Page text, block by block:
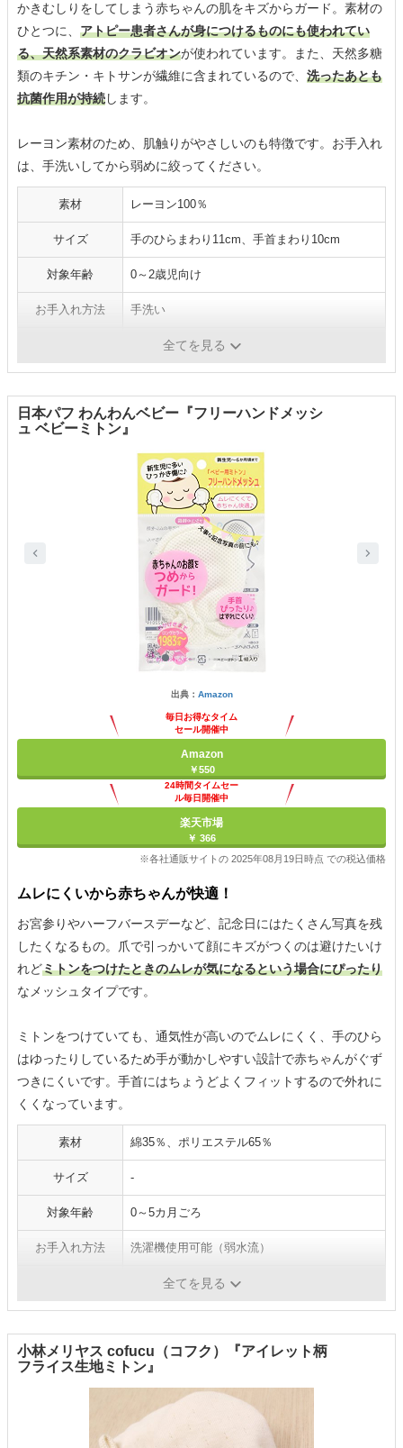
かきむしりをしてしまう赤ちゃんの肌をキズからガード。素材の
ひとつに、 アトピー患者さんが身につけるものにも使われてい
る、天然系素材のクラビオンが使われています。また、天然多糖
類のキチン・キトサンが繊維に含まれているので、 洗ったあとも
抗菌作用が持続します。
レーヨン素材のため、肌触りがやさしいのも特徴です。お手入れ
は、手洗いしてから弱めに絞ってください。
素材 レーヨン100％
サイズ 手のひらまわり11cm、手首まわり10cm
対象年齢 0～2歳児向け
お手入れ方法 手洗い
全てを見る
日本パフ わんわんベビー『フリーハンドメッシ
ュ ベビーミトン』
出典： Amazon
毎日お得なタイム
セール開催中
Amazon
￥550
24時間タイムセー
ル毎日開催中
楽天市場
￥ 366
※各社通販サイトの 2025年08月19日時点 での税込価格
ムレにくいから赤ちゃんが快適！
お宮参りやハーフバースデーなど、記念日にはたくさん写真を残
したくなるもの。爪で引っかいて顔にキズがつくのは避けたいけ
れどミトンをつけたときのムレが気になるという場合にぴったり
なメッシュタイプです。
ミトンをつけていても、通気性が高いのでムレにくく、手のひら
はゆったりしているため手が動かしやすい設計で赤ちゃんがぐず
つきにくいです。手首にはちょうどよくフィットするので外れに
くくなっています。
素材 綿35％、ポリエステル65％
サイズ -
対象年齢 0～5カ月ごろ
お手入れ方法 洗濯機使用可能（弱水流）
全てを見る
小林メリヤス cofucu（コフク）『アイレット柄
フライス生地ミトン』